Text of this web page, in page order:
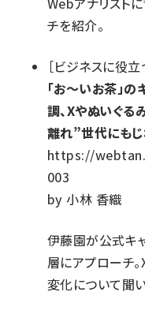
チを紹介。
［ビジネスに役立
「お～いお茶」
調、Xやぬいぐ
離れ”世代にも
https://
003
by 小林 香織
伊藤園が公式キ
層にアプローチ
変化について聞い